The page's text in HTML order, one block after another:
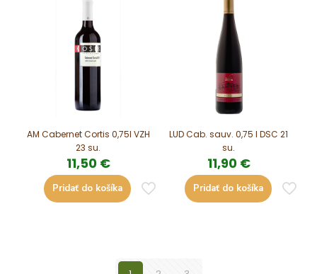
AM Cabernet Cortis 0,75l VZH
23 su.
11,50 €
Pridať do košíka
LUD Cab. sauv. 0,75 l DSC 21
su.
11,90 €
Pridať do košíka